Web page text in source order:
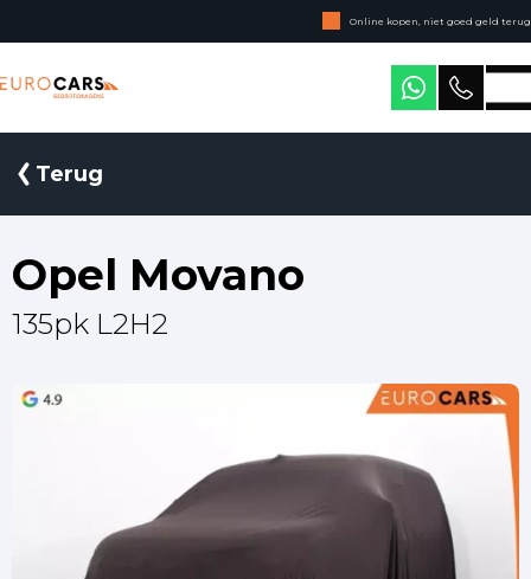
Online kopen, niet goed geld terug
Geen jaarcijfers nodig
Terug
Opel Movano
135pk L2H2